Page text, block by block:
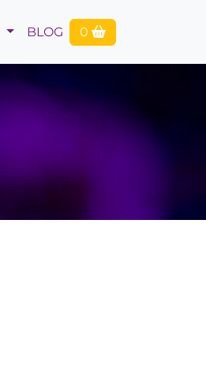
BLOG 0